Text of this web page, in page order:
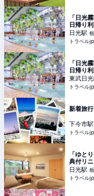
「日光
日帰り
日光駅
トラベル
「日光
日帰り
東武日光
トラベル
新着旅
下今市駅
トラベル
「ゆと
典付リ
旅行ガ
日光駅
トラベル